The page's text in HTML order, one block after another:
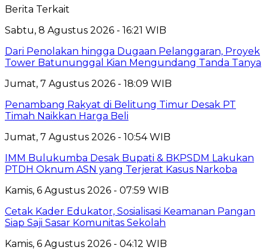
Berita Terkait
Sabtu, 8 Agustus 2026 - 16:21 WIB
Dari Penolakan hingga Dugaan Pelanggaran, Proyek
Tower Batununggal Kian Mengundang Tanda Tanya
Jumat, 7 Agustus 2026 - 18:09 WIB
Penambang Rakyat di Belitung Timur Desak PT
Timah Naikkan Harga Beli
Jumat, 7 Agustus 2026 - 10:54 WIB
IMM Bulukumba Desak Bupati & BKPSDM Lakukan
PTDH Oknum ASN yang Terjerat Kasus Narkoba
Kamis, 6 Agustus 2026 - 07:59 WIB
Cetak Kader Edukator, Sosialisasi Keamanan Pangan
Siap Saji Sasar Komunitas Sekolah
Kamis, 6 Agustus 2026 - 04:12 WIB